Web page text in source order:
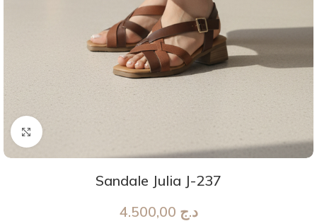
Agrandir
Sandale Julia J-237
د.ج